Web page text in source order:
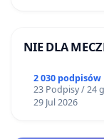
NIE DLA
2 030 podpisów
23 Podpisy / 24
29 Jul 2026